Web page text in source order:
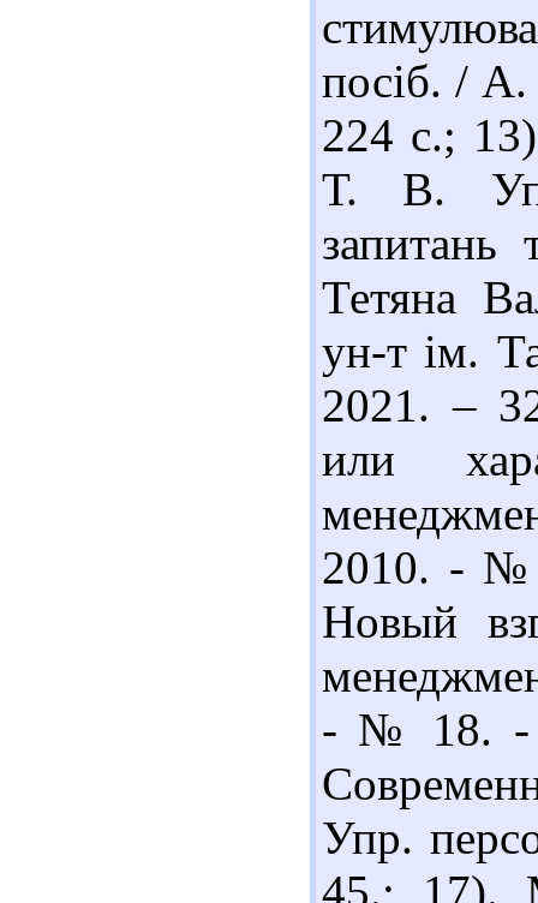
посіб. /
224 с.;
Т. В.
запитань
Тетяна
ун-т ім.
2021. –
или
2010. -
Новый
- № 18. -
Упр.
45.; 17).